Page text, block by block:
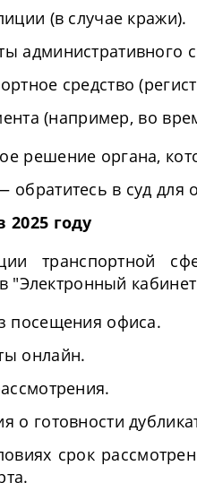
(в случае кражи).
административного
средство
(например, во
решение органа,
в суд для
году
транспортной
"Электронный
посещения офиса.
онлайн.
о готовности
срок